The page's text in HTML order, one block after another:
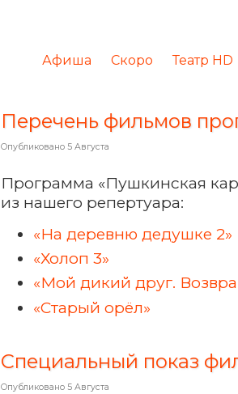
Афиша Скоро Театр HD
Перечень фильмов
Опубликовано 5 Августа
Программа «Пушкинская
из нашего репертуара:
«На деревню дедушке 2»
«Холоп 3»
«Мой дикий друг.
«Старый орёл»
Специальный показ
Опубликовано 5 Августа